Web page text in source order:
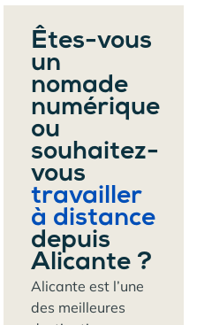
Êtes-vous
un
nomade
numérique
ou
souhaitez-
vous
travailler
à distance
depuis
Alicante ?
Alicante est l’une
des meilleures